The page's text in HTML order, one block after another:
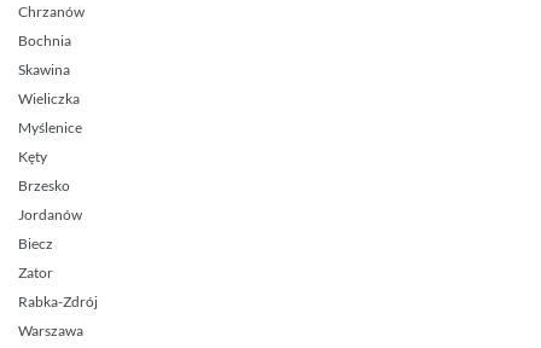
Chrzanów
Bochnia
Skawina
Wieliczka
Myślenice
Kęty
Brzesko
Jordanów
Biecz
Zator
Rabka-Zdrój
Warszawa